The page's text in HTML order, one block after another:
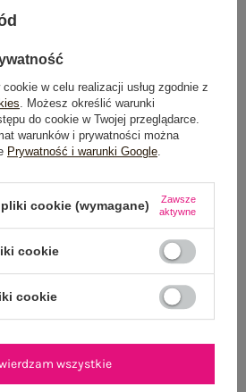
poprzez:
brakuje 200,00 zł
w celu realizacji usług zgodnie z
. Możesz określić warunki
do cookie w Twojej przeglądarce.
warunków i prywatności można
Prywatność i warunki Google.
cookie (wymagane)
Zawsze
aktywne
cookie
cookie
wszystkie